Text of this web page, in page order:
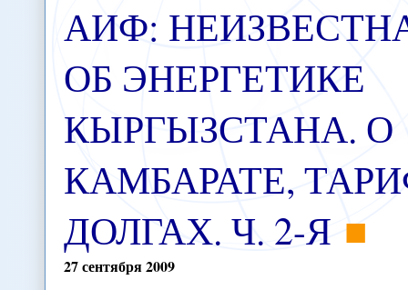
АИФ:
ОБ ЭНЕРГЕТИКЕ
КЫРГЫЗСТАНА. О
КАМБАРАТЕ,
ДОЛГАХ. Ч. 2-Я
27сентября2009